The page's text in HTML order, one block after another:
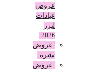
عروض
عيادات
عروض
بشرة
عروض